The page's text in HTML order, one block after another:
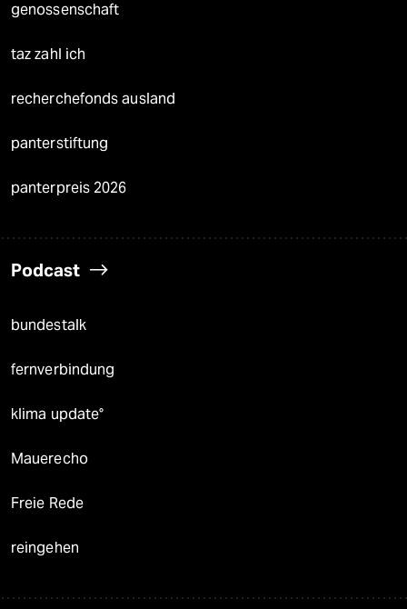
genossenschaft
taz zahl ich
recherchefonds ausland
panterstiftung
panterpreis 2026
Podcast
bundestalk
fernverbindung
klima update°
Mauerecho
Freie Rede
reingehen